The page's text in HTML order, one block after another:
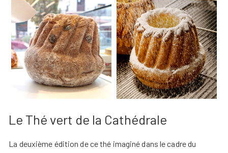
Le Thé vert de la Cathédrale
La deuxième édition de ce thé imaginé dans le cadre du